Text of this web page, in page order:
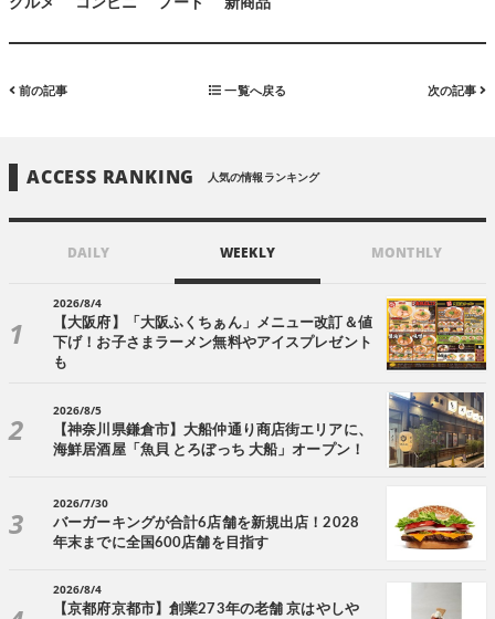
前の記事 一覧へ戻る 次の記事
ACCESS RANKING 人気の情報ランキング
DAILY WEEKLY MONTHLY
2026/8/4
【大阪府】「大阪ふくちぁん」メニュー改訂＆値
下げ！お子さまラーメン無料やアイスプレゼント
も
2026/8/5
【神奈川県鎌倉市】大船仲通り商店街エリアに、
海鮮居酒屋「魚貝 とろぼっち 大船」オープン！
2026/7/30
バーガーキングが合計6店舗を新規出店！2028
年末までに全国600店舗を目指す
2026/8/4
【京都府京都市】創業273年の老舗 京はやしや